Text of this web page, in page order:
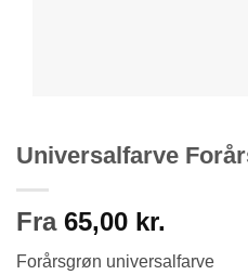
Universalfarve
Fra 65,00 kr.
Forårsgrøn universalfarve